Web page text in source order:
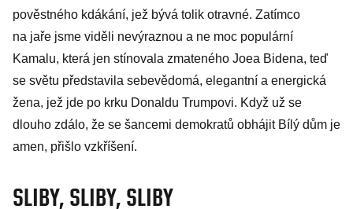
pověstného kdákání, jež bývá tolik otravné. Zatímco
na jaře jsme viděli nevýraznou a ne moc populární
Kamalu, která jen stínovala zmateného Joea Bidena, teď
se světu představila sebevědomá, elegantní a energická
žena, jež jde po krku Donaldu Trumpovi. Když už se
dlouho zdálo, že se šancemi demokratů obhájit Bílý dům je
amen, přišlo vzkříšení.
SLIBY, SLIBY, SLIBY